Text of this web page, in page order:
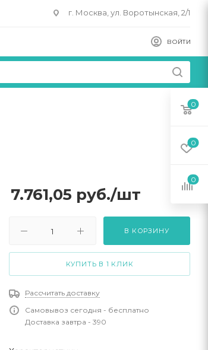
г. Москва, ул. Воротынская, 2/1
ВОЙТИ
7.761,05 руб./шт
В КОРЗИНУ
КУПИТЬ В 1 КЛИК
Рассчитать доставку
Самовывоз сегодня - бесплатно
Доставка завтра - 390
0
0
0